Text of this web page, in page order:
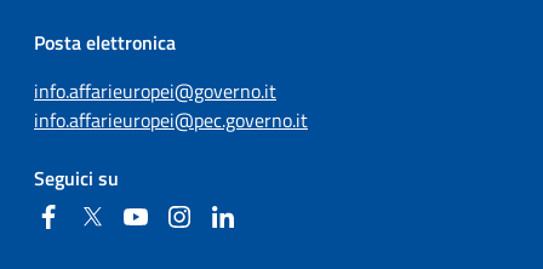
Posta elettronica
info.affarieuropei@governo.it
info.affarieuropei@pec.governo.it
Seguici su
FacebookTwitter YouTubeInstagram